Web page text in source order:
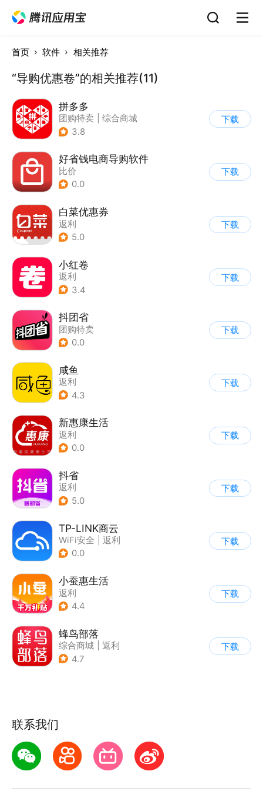
首页 软件 相关推荐
“导购优惠卷”的相关推荐(11)
拼多多
团购特卖
综合商城
3.8
下载
好省钱电商导购软件
比价
0.0
下载
白菜优惠券
返利
5.0
下载
小红卷
返利
3.4
下载
抖团省
团购特卖
0.0
下载
咸鱼
返利
4.3
下载
新惠康生活
返利
0.0
下载
抖省
返利
5.0
下载
TP-LINK商云
WiFi安全
返利
0.0
下载
小蚕惠生活
返利
4.4
下载
蜂鸟部落
综合商城
返利
4.7
下载
联系我们